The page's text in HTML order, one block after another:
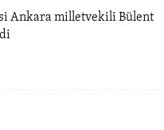
Ankara milletvekili Bülent